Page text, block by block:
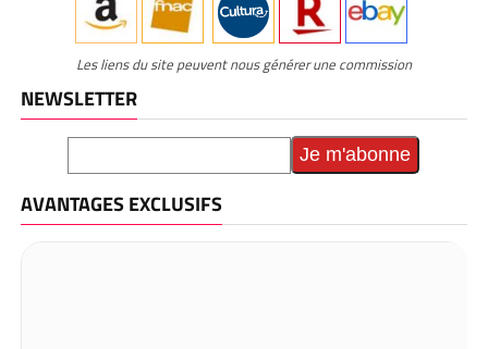
Les liens du site peuvent nous générer une commission
NEWSLETTER
AVANTAGES EXCLUSIFS